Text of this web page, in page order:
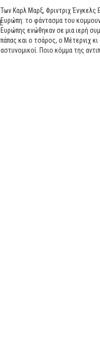
Των Καρλ Μαρξ, Φριντριχ Ένγκελς
Ευρώπη: το φάντασμα του
Ευρώπης ενώθηκαν σε μια ιερή
πάπας και ο τσάρος, ο Μέτερνιχ
αστυνομικοί. Ποιο κόμμα της